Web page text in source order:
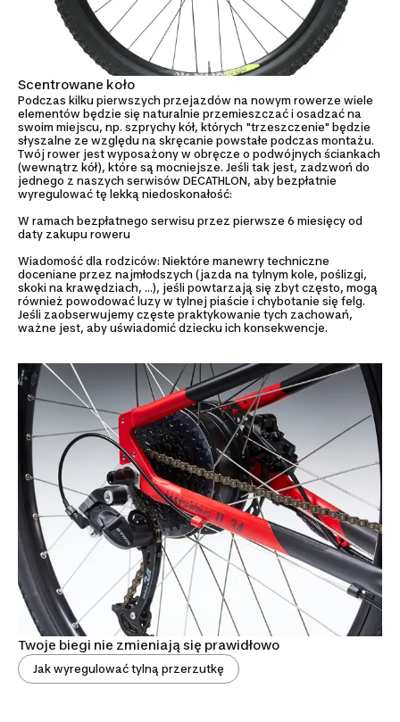
Scentrowane koło
Podczas kilku pierwszych przejazdów na nowym rowerze wiele
elementów będzie się naturalnie przemieszczać i osadzać na
swoim miejscu, np. szprychy kół, których "trzeszczenie" będzie
słyszalne ze względu na skręcanie powstałe podczas montażu.
Twój rower jest wyposażony w obręcze o podwójnych ściankach
(wewnątrz kół), które są mocniejsze. Jeśli tak jest, zadzwoń do
jednego z naszych serwisów DECATHLON, aby bezpłatnie
wyregulować tę lekką niedoskonałość:
W ramach bezpłatnego serwisu przez pierwsze 6 miesięcy od
daty zakupu roweru
Wiadomość dla rodziców: Niektóre manewry techniczne
doceniane przez najmłodszych (jazda na tylnym kole, poślizgi,
skoki na krawędziach, ...), jeśli powtarzają się zbyt często, mogą
również powodować luzy w tylnej piaście i chybotanie się felg.
Jeśli zaobserwujemy częste praktykowanie tych zachowań,
ważne jest, aby uświadomić dziecku ich konsekwencje.
Twoje biegi nie zmieniają się prawidłowo
Jak wyregulować tylną przerzutkę